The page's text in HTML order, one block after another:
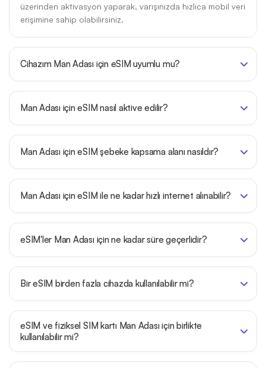
üzerinden aktivasyon yaparak, varışınızda hızlıca mobil veri
erişimine sahip olabilirsiniz.
Cihazım Man Adası için eSIM uyumlu mu?
Man Adası için eSIM nasıl aktive edilir?
Man Adası için eSIM şebeke kapsama alanı nasıldır?
Man Adası için eSIM ile ne kadar hızlı internet alınabilir?
eSIM'ler Man Adası için ne kadar süre geçerlidir?
Bir eSIM birden fazla cihazda kullanılabilir mi?
eSIM ve fiziksel SIM kartı Man Adası için birlikte
kullanılabilir mi?